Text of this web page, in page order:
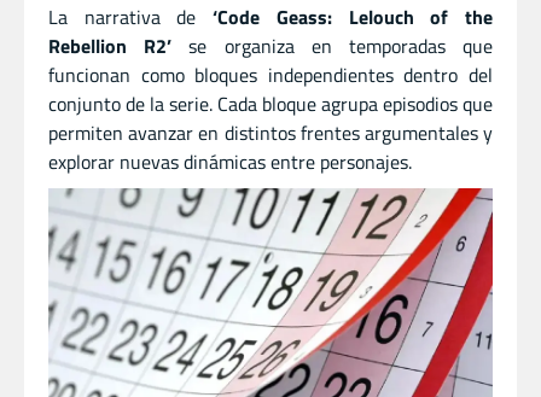
La narrativa de‘Code Geass: Lelouch of the
Rebellion R2’ se organiza en temporadas que
funcionan como bloques independientes dentro del
conjunto de la serie. Cada bloque agrupa episodios que
permiten avanzar en distintos frentes argumentales y
explorar nuevas dinámicas entre personajes.